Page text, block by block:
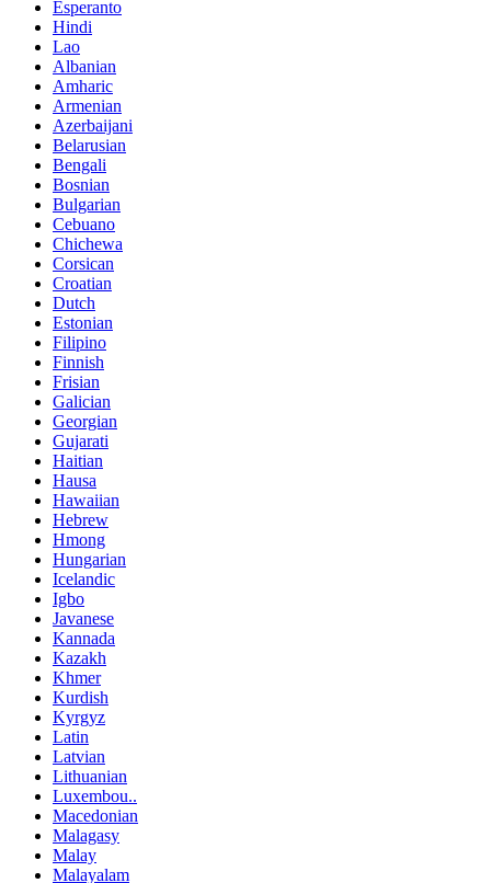
Esperanto
Hindi
Lao
Albanian
Amharic
Armenian
Azerbaijani
Belarusian
Bengali
Bosnian
Bulgarian
Cebuano
Chichewa
Corsican
Croatian
Dutch
Estonian
Filipino
Finnish
Frisian
Galician
Georgian
Gujarati
Haitian
Hausa
Hawaiian
Hebrew
Hmong
Hungarian
Icelandic
Igbo
Javanese
Kannada
Kazakh
Khmer
Kurdish
Kyrgyz
Latin
Latvian
Lithuanian
Luxembou..
Macedonian
Malagasy
Malay
Malayalam